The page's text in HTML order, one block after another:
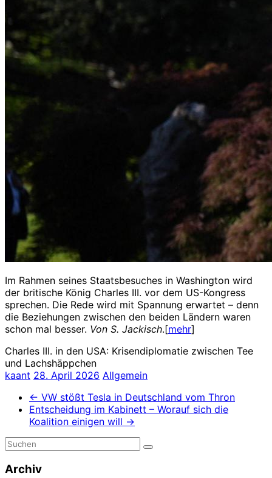
Im Rahmen seines Staatsbesuches in Washington wird
der britische König Charles III. vor dem US-Kongress
sprechen. Die Rede wird mit Spannung erwartet – denn
die Beziehungen zwischen den beiden Ländern waren
schon mal besser. Von S. Jackisch.[mehr]
Charles III. in den USA: Krisendiplomatie zwischen Tee
und Lachshäppchen
kaant 28. April 2026 Allgemein
← VW stößt Tesla in Deutschland vom Thron
Entscheidung im Kabinett – Worauf sich die
Koalition einigen will →
Archiv